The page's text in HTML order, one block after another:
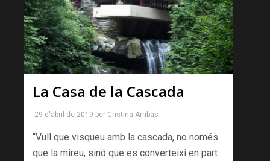
La Casa de la Cascada
29 d'abril de 2019 per Cristina Arribas
“Vull que visqueu amb la cascada, no només
que la mireu, sinó que es converteixi en part